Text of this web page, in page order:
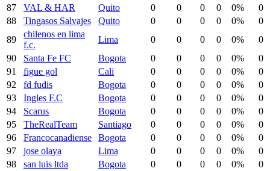
87
VAL & HAR Quito 0 0 0 0 0%
0
88
Tingasos Salvajes Quito 0 0 0 0 0%
0
89
chilenos en lima
f.c.
Lima 0 0 0 0 0%
0
90
Santa Fe FC Bogota 0 0 0 0 0%
0
91
figue gol Cali 0 0 0 0 0%
0
92
fd fudis Bogota 0 0 0 0 0%
0
93
Ingles F.C Bogota 0 0 0 0 0%
0
94
Scarus Bogota 0 0 0 0 0%
0
95
TheRealTeam Santiago 0 0 0 0 0%
0
96
Francocanadiense Bogota 0 0 0 0 0%
0
97
jose olaya Lima 0 0 0 0 0%
0
98
san luis ltda Bogota 0 0 0 0 0%
0